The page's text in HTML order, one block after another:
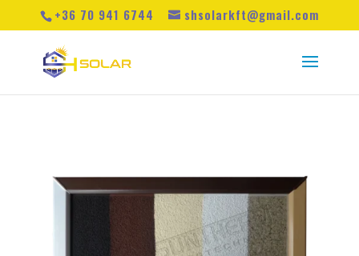
+36 70 941 6744 shsolarkft@gmail.com